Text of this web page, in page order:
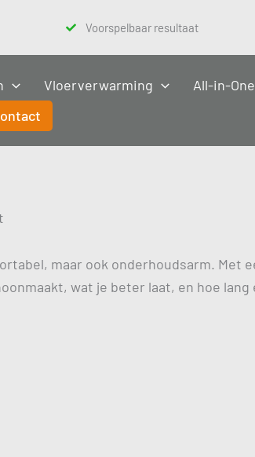
Voorspelbaar resultaat
Vloerverwarming All-in-One
maar ook onderhoudsarm.
wat je beter laat, en hoe